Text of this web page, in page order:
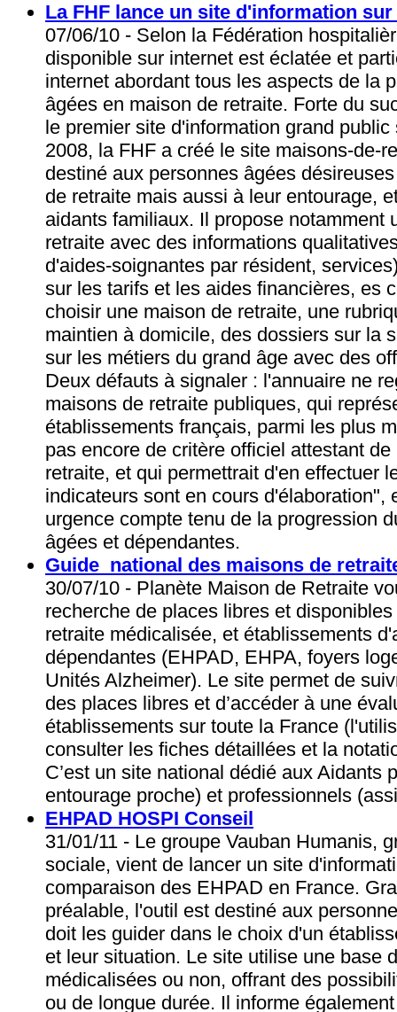
La FHF lance un site d'information
07/06/10 - Selon la Fédération
disponible sur internet est éclatée et
internet abordant tous les aspects de la
âgées en maison de retraite. Forte du
le premier site d'information grand
2008, la FHF a créé le site maisons-de-
destiné aux personnes âgées
de retraite mais aussi à leur entourage,
aidants familiaux. Il propose notamment
retraite avec des informations
d'aides-soignantes par résident,
sur les tarifs et les aides financières, es
choisir une maison de retraite, une
maintien à domicile, des dossiers sur la
sur les métiers du grand âge avec des
Deux défauts à signaler : l'annuaire ne
maisons de retraite publiques, qui
établissements français, parmi les plus
pas encore de critère officiel attestant
retraite, et qui permettrait d'en effectuer
indicateurs sont en cours d'élaboration",
urgence compte tenu de la progression
âgées et dépendantes.
Guide national des maisons de
30/07/10 - Planète Maison de Retraite
recherche de places libres et
retraite médicalisée, et établissements
dépendantes (EHPAD, EHPA, foyers
Unités Alzheimer). Le site permet de
des places libres et d’accéder à une
établissements sur toute la France
consulter les fiches détaillées et la
C’est un site national dédié aux Aidants
entourage proche) et professionnels
EHPAD HOSPI Conseil
31/01/11 - Le groupe Vauban Humanis,
sociale, vient de lancer un site
comparaison des EHPAD en France.
préalable, l'outil est destiné aux
doit les guider dans le choix d'un
et leur situation. Le site utilise une base
médicalisées ou non, offrant des
ou de longue durée. Il informe